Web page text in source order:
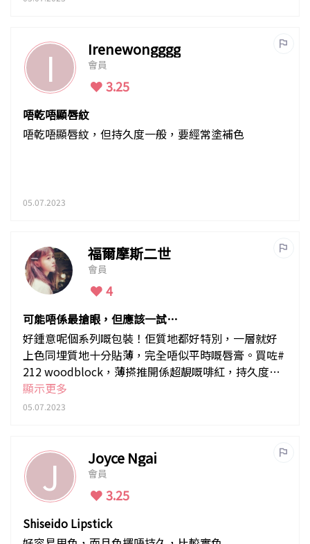
I Irenewongggg
會員
3.25
唔乾唔顯唇紋
唔乾唔顯唇紋，但持久度一般，要經常塗補色
05.07.2023
福爾摩斯二世
會員
4
可能唔係最搶眼，但應該一試嘅
唇膏！
好鍾意呢個系列嘅包裝！佢質地都好特別，一層就好
上色同埋質地十分貼薄，完全唔似平時嘅唇膏。買咗#
212 woodblock，薄搽推開係超靚嘅啡紅，持久度都
唔差！
顯示更多
05.07.2023
J Joyce Ngai
會員
3.25
Shiseido Lipstick